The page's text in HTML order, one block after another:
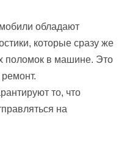
обладают
которые сразу же
поломок в машине. Это
ремонт.
то, что
на